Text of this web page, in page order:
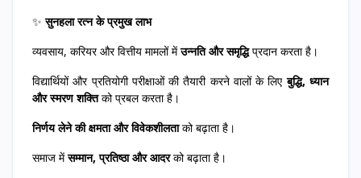
✨सुनहला रत्न के प्रमुख लाभ
व्यवसाय, करियर और वित्तीय मामलों मेंउन्नति और समृद्धिप्रदान करता है।
विद्यार्थियों और प्रतियोगी परीक्षाओं की तैयारी करने वालों के लिएबुद्धि, ध्यान
और स्मरण शक्तिको प्रबल करता है।
निर्णय लेने की क्षमता और विवेकशीलताको बढ़ाता है।
समाज मेंसम्मान, प्रतिष्ठा और आदरको बढ़ाता है।